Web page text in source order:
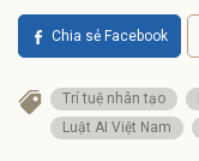
Chia sẻ Facebook
Trí tuệ nhân tạo
Luật AI Việt Nam